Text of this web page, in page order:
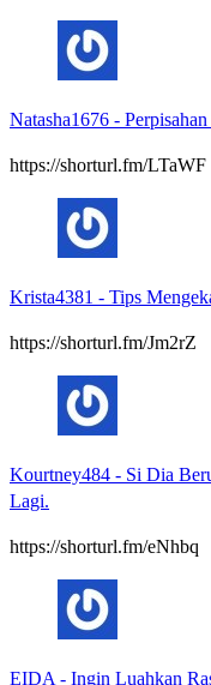
Natasha1676 -
https://shorturl.fm/LTaWF
Krista4381 - Tips
https://shorturl.fm/Jm2rZ
Kourtney484 - Si Dia
Lagi.
https://shorturl.fm/eNhbq
EIDA - Ingin Luahkan